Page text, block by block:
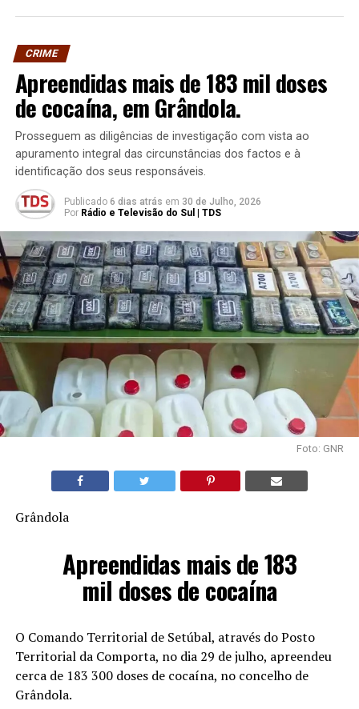
CRIME
Apreendidas mais de 183 mil doses
de cocaína, em Grândola.
Prosseguem as diligências de investigação com vista ao
apuramento integral das circunstâncias dos factos e à
identificação dos seus responsáveis.
Publicado 6 dias atrás em 30 de Julho, 2026
Por Rádio e Televisão do Sul | TDS
Foto: GNR
Grândola
Apreendidas mais de 183
mil doses de cocaína
O Comando Territorial de Setúbal, através do Posto
Territorial da Comporta, no dia 29 de julho, apreendeu
cerca de 183 300 doses de cocaína, no concelho de
Grândola.